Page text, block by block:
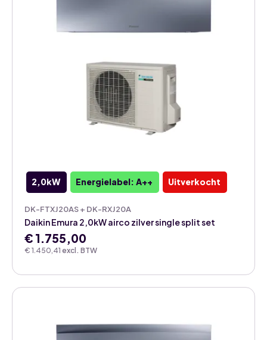
2,0kW Energielabel: A++ Uitverkocht
DK-FTXJ20AS + DK-RXJ20A
€ 1.450,41 excl. BTW
Daikin Emura 2,0kW airco zilver single split set
€ 1.755,00